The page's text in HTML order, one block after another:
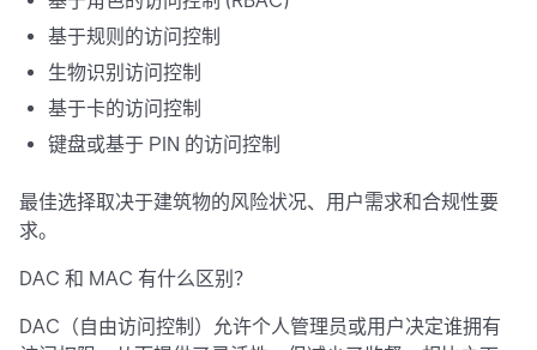
基于规则的访问控制
生物识别访问控制
基于卡的访问控制
键盘或基于 PIN 的访问控制
最佳选择取决于建筑物的风险状况、用户需求和合规性要
求。
DAC 和 MAC 有什么区别？
DAC（自由访问控制）允许个人管理员或用户决定谁拥有